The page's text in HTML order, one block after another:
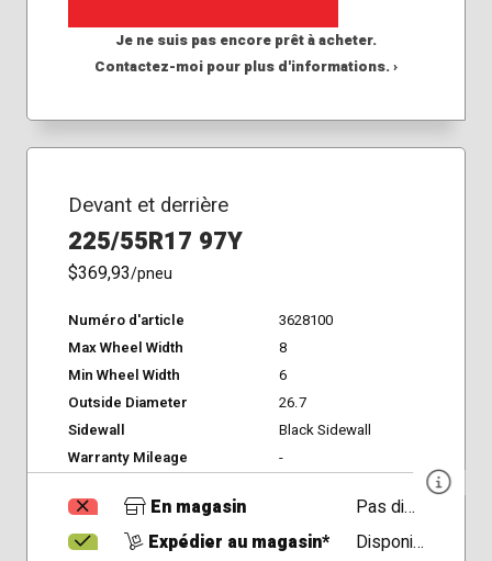
Je ne suis pas encore prêt à acheter.
Contactez-moi pour plus d'informations. ›
Devant et derrière
225/55R17 97Y
$369,93/pneu
Numéro d'article
3628100
Max Wheel Width
8
Min Wheel Width
6
Outside Diameter
26.7
Sidewall
Black Sidewall
Warranty Mileage
-
En magasin
Pas disponible
Expédier au magasin*
Disponible